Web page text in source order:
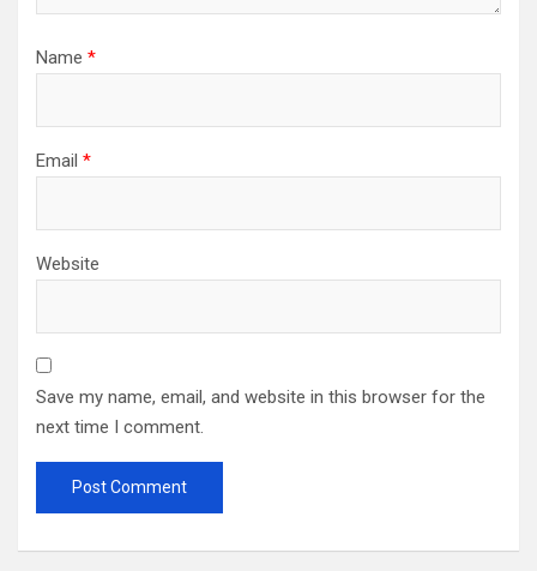
Name *
Email *
Website
Save my name, email, and website in this browser for the
next time I comment.